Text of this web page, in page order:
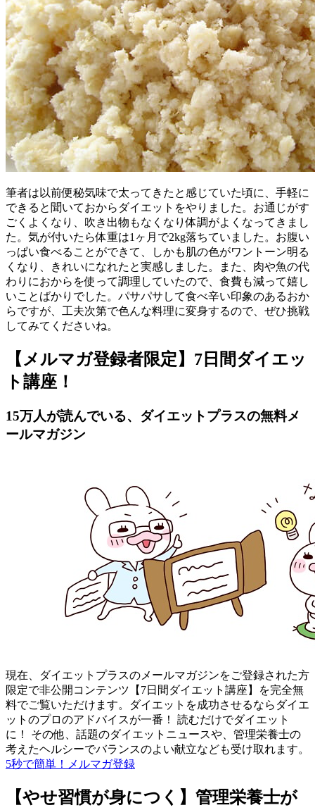
筆者は以前便秘気味で太ってきたと感じていた頃に、手軽に
できると聞いておからダイエットをやりました。お通じがす
ごくよくなり、吹き出物もなくなり体調がよくなってきまし
た。気が付いたら体重は1ヶ月で2kg落ちていました。お腹い
っぱい食べることができて、しかも肌の色がワントーン明る
くなり、きれいになれたと実感しました。また、肉や魚の代
わりにおからを使って調理していたので、食費も減って嬉し
いことばかりでした。パサパサして食べ辛い印象のあるおか
らですが、工夫次第で色んな料理に変身するので、ぜひ挑戦
してみてくださいね。
【メルマガ登録者限定】7日間ダイエッ
ト講座！
15万人が読んでいる、ダイエットプラスの無料メ
ールマガジン
現在、ダイエットプラスのメールマガジンをご登録された方
限定で非公開コンテンツ【7日間ダイエット講座】を完全無
料でご覧いただけます。ダイエットを成功させるならダイエ
ットのプロのアドバイスが一番！ 読むだけでダイエット
に！ その他、話題のダイエットニュースや、管理栄養士の
考えたヘルシーでバランスのよい献立なども受け取れます。
5秒で簡単！メルマガ登録
【やせ習慣が身につく】管理栄養士が